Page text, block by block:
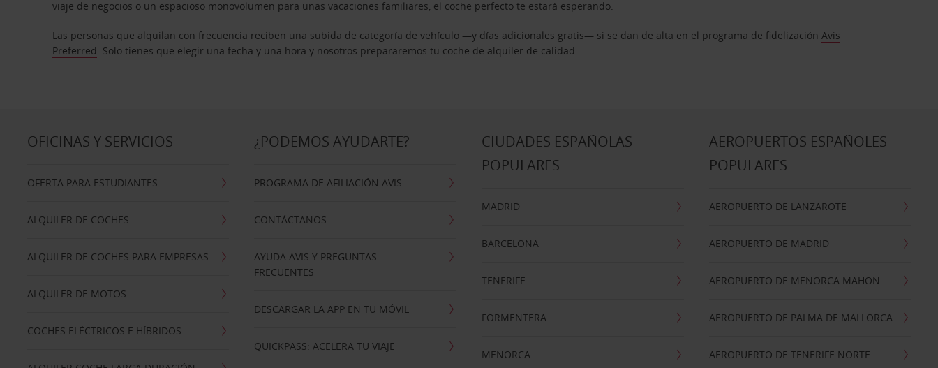
viaje de negocios o un espacioso monovolumen para unas vacaciones familiares, el coche perfecto te estará esperando.
Las personas que alquilan con frecuencia reciben una subida de categoría de vehículo —y días adicionales gratis— si se dan de alta en el programa de fidelizaciónAvis
Preferred. Solo tienes que elegir una fecha y una hora y nosotros prepararemos tu coche de alquiler de calidad.
OFICINAS Y SERVICIOS
OFERTA PARA ESTUDIANTES
ALQUILER DE COCHES
ALQUILER DE COCHES PARA EMPRESAS
ALQUILER DE MOTOS
COCHES ELÉCTRICOS E HÍBRIDOS
¿PODEMOS AYUDARTE?
PROGRAMA DE AFILIACIÓN AVIS
CONTÁCTANOS
AYUDA AVIS Y PREGUNTAS
FRECUENTES
DESCARGAR LA APP EN TU MÓVIL
QUICKPASS: ACELERA TU VIAJE
CIUDADES ESPAÑOLAS
POPULARES
MADRID
BARCELONA
TENERIFE
FORMENTERA
MENORCA
AEROPUERTOS ESPAÑOLES
POPULARES
AEROPUERTO DE LANZAROTE
AEROPUERTO DE MADRID
AEROPUERTO DE MENORCA MAHON
AEROPUERTO DE PALMA DE MALLORCA
AEROPUERTO DE TENERIFE NORTE